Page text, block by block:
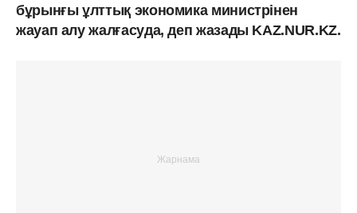
бұрынғы ұлттық экономика министрінен
жауап алу жалғасуда, деп жазады KAZ.NUR.KZ.